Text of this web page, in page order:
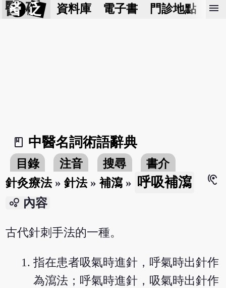
醫 砭 資料庫 電子書 門診地點 預
menu
book_2
中醫名詞術語辭典
目錄 注音 搜尋
書介
針灸療法»針法»補瀉 » 呼吸補瀉
hearing
bubble_chart 內容
古代針刺手法的一種。
指在患者吸氣時進針，呼氣時出針作
為瀉法；呼氣時進針，吸氣時出針作